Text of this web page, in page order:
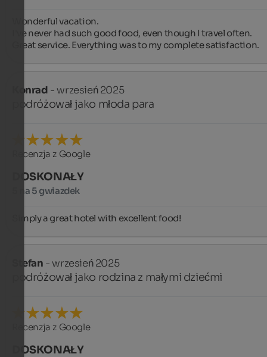
Wonderful vacation.
I've never had such good food, even though I travel often.
Great service. Everything was to my complete satisfaction.
Konrad - wrzesień 2025
podróżował jako młoda para
Recenzja z Google
DOSKONAŁY
5 na 5 gwiazdek
Simply a great hotel with excellent food!
Stefan - wrzesień 2025
podróżował jako rodzina z małymi dziećmi
Recenzja z Google
DOSKONAŁY